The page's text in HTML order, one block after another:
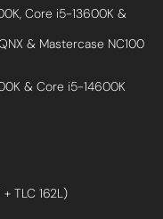
Core i5-13600K &
& Mastercase NC100
& Core i5-14600K
TLC 162L)